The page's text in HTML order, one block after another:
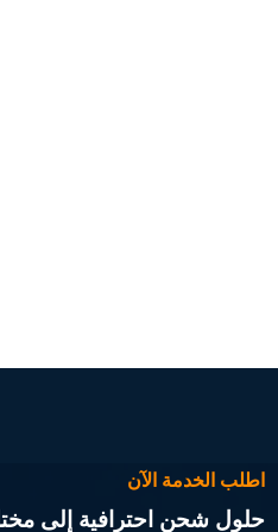
اطلب الخدمة الآن
حلول شحن احترافية إلى